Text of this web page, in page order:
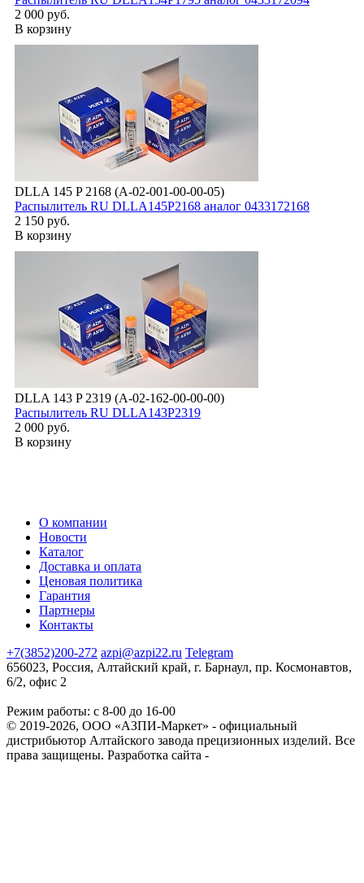
2 000 руб.
В корзину
DLLA 145 P 2168 (А-02-001-00-00-05)
Распылитель RU DLLA145P2168 аналог 0433172168
2 150 руб.
В корзину
DLLA 143 P 2319 (А-02-162-00-00-00)
Распылитель RU DLLA143P2319
2 000 руб.
В корзину
О компании
Новости
Каталог
Доставка и оплата
Ценовая политика
Гарантия
Партнеры
Контакты
+7(3852)200-272 azpi@azpi22.ru Telegram
656023, Россия, Алтайский край, г. Барнаул, пр. Космонавтов,
6/2, офис 2
Режим работы: с 8-00 до 16-00
© 2019-2026, ООО «АЗПИ-Маркет» - официальный
дистрибьютор Алтайского завода прецизионных изделий. Все
права защищены. Разработка сайта -